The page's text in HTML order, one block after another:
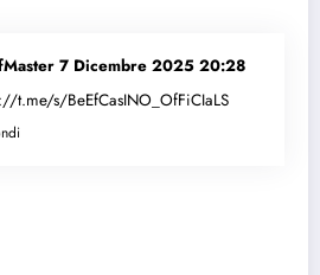
7 Dicembre 2025 20:28
t.me/s/BeEfCasINO_OfFiCIaLS